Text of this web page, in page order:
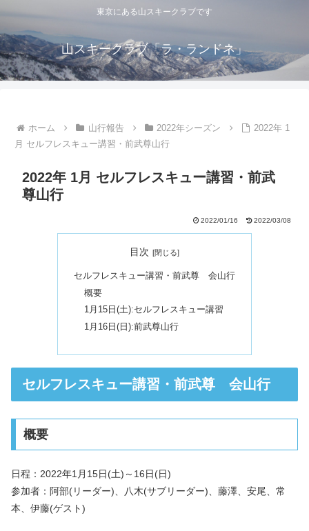
東京にある山スキークラブです
山スキークラブ「ラ・ランドネ」
ホーム 山行報告 2022年シーズン
2022年 1
月 セルフレスキュー講習・前武尊山行
2022年 1月 セルフレスキュー講習・前武
尊山行
2022/01/16 2022/03/08
目次
セルフレスキュー講習・前武尊 会山行
概要
1月15日(土):セルフレスキュー講習
1月16日(日):前武尊山行
セルフレスキュー講習・前武尊 会山行
概要
日程：2022年1月15日(土)～16日(日)
参加者：阿部(リーダー)、八木(サブリーダー)、藤澤、安尾、常
本、伊藤(ゲスト)